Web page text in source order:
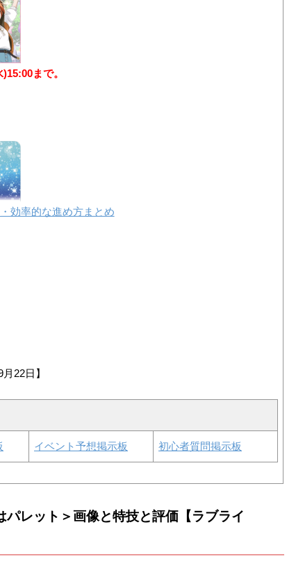
まで。
効率的な進め方まとめ
月22日】
イベント予想掲示板 初心者質問掲示板
レット＞画像と特技と評価【ラブライ